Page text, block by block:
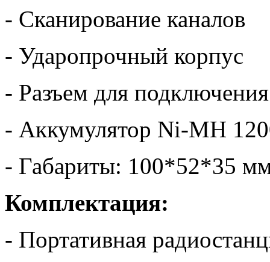
- Сканирование каналов
- Ударопрочный корпус
- Разъем для
- Аккумулятор Ni-MH
- Габариты: 100*52*35
Комплектация:
- Портативная